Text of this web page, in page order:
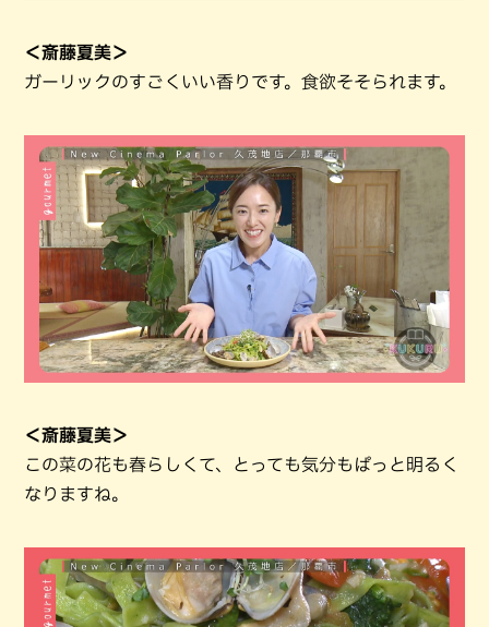
＜斎藤夏美＞
ガーリックのすごくいい香りです。食欲そそられます。
＜斎藤夏美＞
この菜の花も春らしくて、とっても気分もぱっと明るく
なりますね。